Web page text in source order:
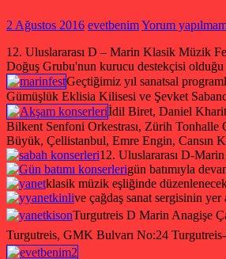
2 Ağustos 2016 evetbenimYorum
12. Uluslararası D – Marin Klasik Müzik
Doğuş Grubu'nun kurucu destekçisi
Geçtiğimiz yıl sanatsal
Gümüşlük Eklisia Kilisesi ve Şevket
İdil Biret, Daniel
Bilkent Senfoni Orkestrası, Zürih Tonhalle
Büyük, Çellistanbul, Emre Engin, Cansın
12. Uluslararası D-
gün batımıyla
klasik müzik eşliğinde
ve çağdaş sanat sergisinin
Turgutreis D Marin Anagişe
Turgutreis, GMK Bulvarı No:24